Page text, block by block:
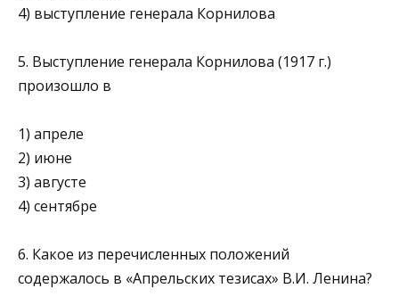
4) выступление генерала Корнилова
5. Выступление генерала Корнилова (1917 г.)
произошло в
1) апреле
2) июне
3) августе
4) сентябре
6. Какое из перечисленных положений
содержалось в «Ап­рельских тезисах» В.И. Ленина?